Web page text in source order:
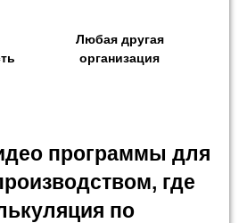
Любая другая
организация
программы для
где
по